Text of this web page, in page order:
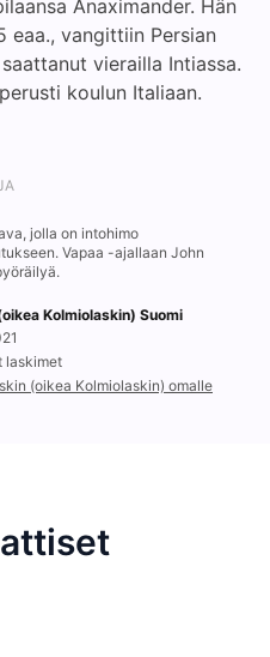
Anaximander. Hän
vangittiin Persian
vierailla Intiassa.
koulun Italiaan.
jolla on intohimo
Vapaa -ajallaan John
Kolmiolaskin) Suomi
laskimet
(oikea Kolmiolaskin) omalle